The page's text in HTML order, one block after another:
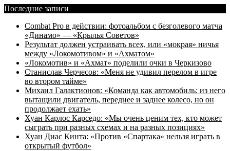
Последние записи
Combat Pro в действии: фотоальбом с безголевого матча
«Динамо» — «Крылья Советов»
Результат должен устраивать всех, или «мокрая» ничья
между «Локомотивом» и «Ахматом»
«Локомотив» и «Ахмат» поделили очки в Черкизово
Станислав Черчесов: «Меня не удивил перелом в игре
во втором тайме»
Михаил Галактионов: «Команда как автомобиль: из него
вытащили двигатель, переднее и заднее колесо, но он
продолжает ехать»
Хуан Карлос Карседо: «Мы очень ценим тех, кто может
сыграть при разных схемах и на разных позициях»
Хуан Диас Кинта: «Против «Спартака» нельзя играть в
открытый футбол»